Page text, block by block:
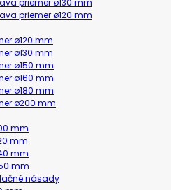
priemer ø130 mm
priemer ø120 mm
ø120 mm
ø130 mm
ø150 mm
ø160 mm
ø180 mm
ø200 mm
mm
mm
mm
mm
násady